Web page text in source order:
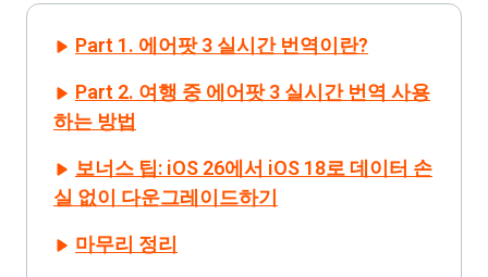
Part 1. 에어팟 3 실시간 번역이란?
Part 2. 여행 중 에어팟 3 실시간 번역 사용
하는 방법
보너스 팁: iOS 26에서 iOS 18로 데이터 손
실 없이 다운그레이드하기
마무리 정리